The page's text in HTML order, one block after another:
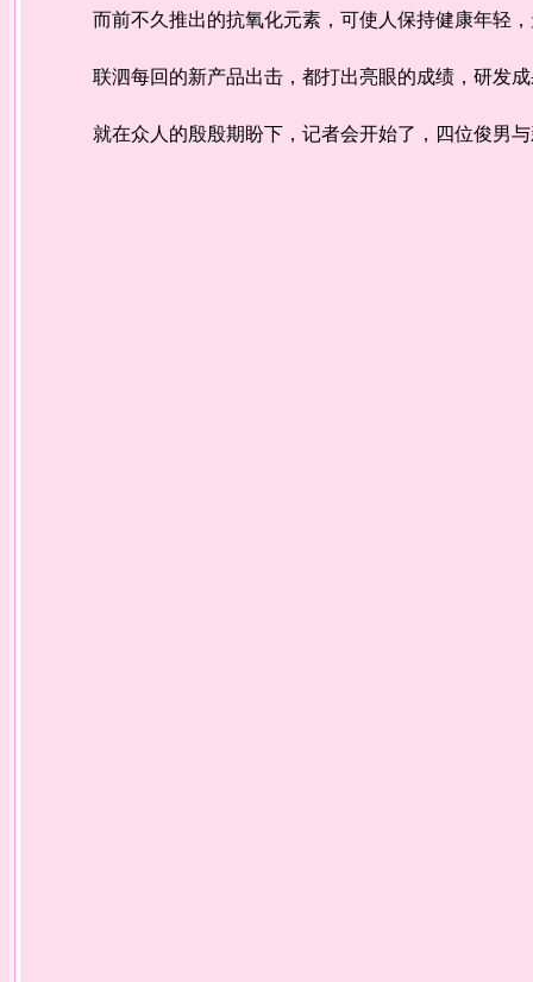
而前不久推出的抗氧化元素，可使人保持健康年轻
联泗每回的新产品出击，都打出亮眼的成绩，研发
就在众人的殷殷期盼下，记者会开始了，四位俊男